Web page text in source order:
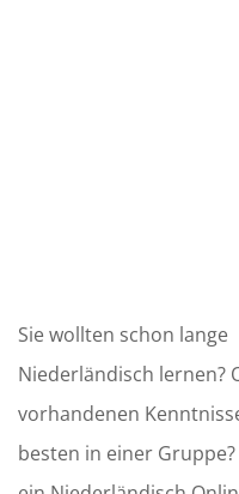
Sie wollten schon lange
Niederländisch lernen?
vorhandenen
besten in einer Gruppe?